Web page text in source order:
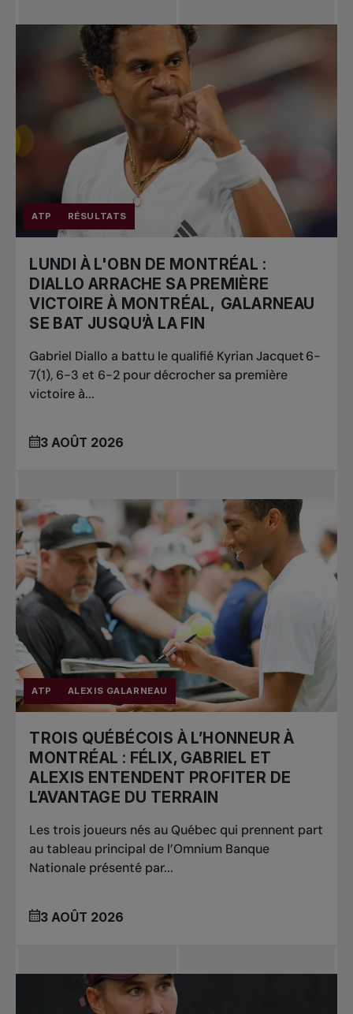
ATP RÉSULTATS
LUNDI À L'OBN DE MONTRÉAL :
DIALLO ARRACHE SA PREMIÈRE
VICTOIRE À MONTRÉAL, GALARNEAU
SE BAT JUSQU’À LA FIN
Gabriel Diallo a battu le qualifié Kyrian Jacquet 6-
7(1), 6-3 et 6-2 pour décrocher sa première
victoire à...
3 AOÛT 2026
ATP ALEXIS GALARNEAU
TROIS QUÉBÉCOIS À L’HONNEUR À
MONTRÉAL : FÉLIX, GABRIEL ET
ALEXIS ENTENDENT PROFITER DE
L’AVANTAGE DU TERRAIN
Les trois joueurs nés au Québec qui prennent part
au tableau principal de l’Omnium Banque
Nationale présenté par...
3 AOÛT 2026